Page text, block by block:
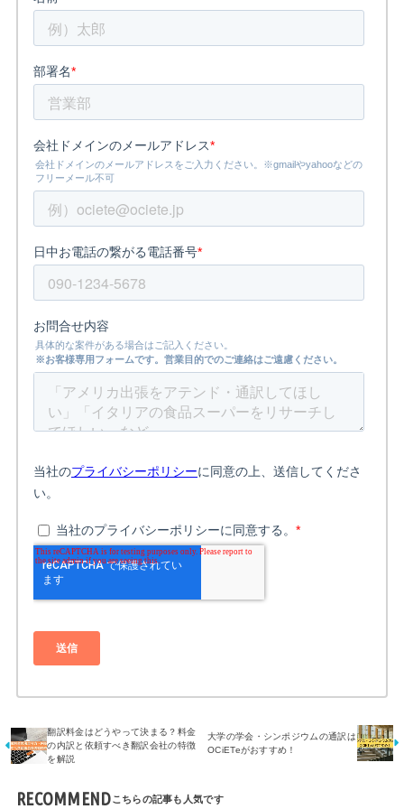
翻訳料金はどうやって決まる？料金
の内訳と依頼すべき翻訳会社の特徴
を解説
大学の学会・シンポジウムの通訳は
OCiETeがおすすめ！
RECOMMEND